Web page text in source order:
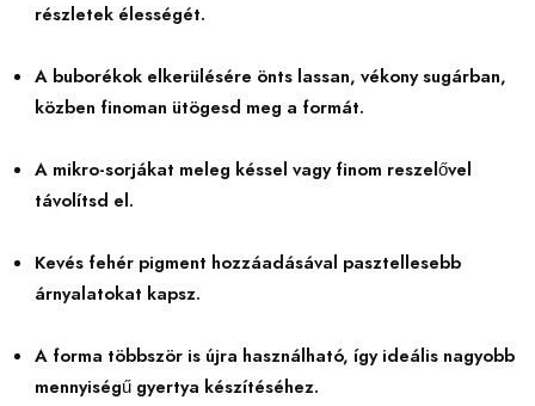
részletek élességét.
A buborékok elkerülésére önts lassan, vékony sugárban,
közben finoman ütögesd meg a formát.
A mikro-sorjákat meleg késsel vagy finom reszelővel
távolítsd el.
Kevés fehér pigment hozzáadásával pasztellesebb
árnyalatokat kapsz.
A forma többször is újra használható, így ideális nagyobb
mennyiségű gyertya készítéséhez.